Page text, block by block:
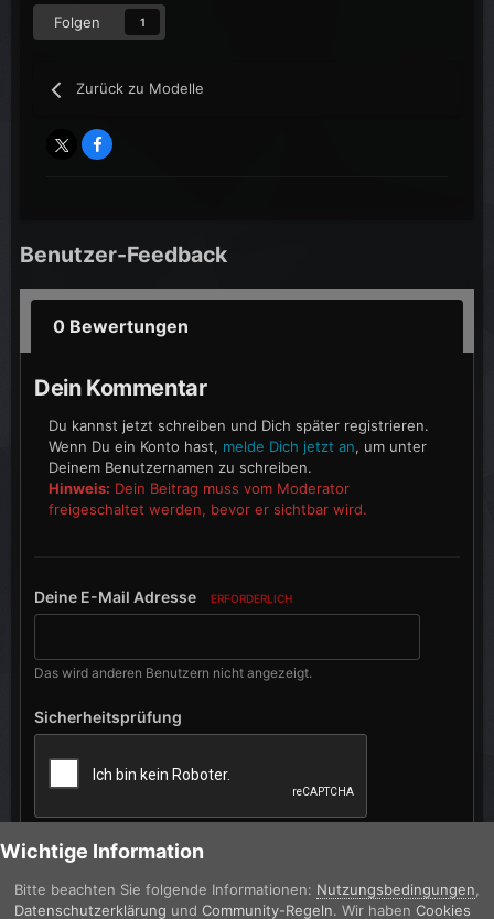
Folgen 1
Zurück zu Modelle
Benutzer-Feedback
0 Bewertungen
Dein Kommentar
Du kannst jetzt schreiben und Dich später registrieren.
Wenn Du ein Konto hast, melde Dich jetzt an, um unter
Deinem Benutzernamen zu schreiben.
Hinweis: Dein Beitrag muss vom Moderator
freigeschaltet werden, bevor er sichtbar wird.
Deine E-Mail Adresse ERFORDERLICH
Das wird anderen Benutzern nicht angezeigt.
Sicherheitsprüfung
Deine Bewertung ERFORDERLICH
Wichtige Information
Bitte beachten Sie folgende Informationen: Nutzungsbedingungen
Datenschutzerklärung und Community-Regeln. Wir haben Cookies